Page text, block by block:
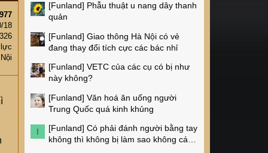
18
326
[Funland] Phẫu thuật u nang dây thanh
quản
[Funland] Giao thông Hà Nội có vẻ
đang thay đổi tích cực các bác nhỉ
[Funland] VETC của các cụ có bị như
này không?
[Funland] Văn hoá ăn uống người
Trung Quốc quá kinh khủng
I [Funland] Có phải đánh người bằng tay
không thì không bị làm sao không các